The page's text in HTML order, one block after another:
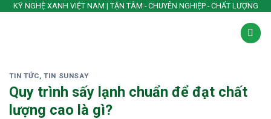
SkipKỸ NGHỆ XANH VIỆT NAM | TẬN TÂM - CHUYÊN NGHIỆP - CHẤT LƯỢNG
TIN TỨC,TIN SUNSAY
Quy trình sấy lạnh chuẩn để đạt chất
lượng cao là gì?